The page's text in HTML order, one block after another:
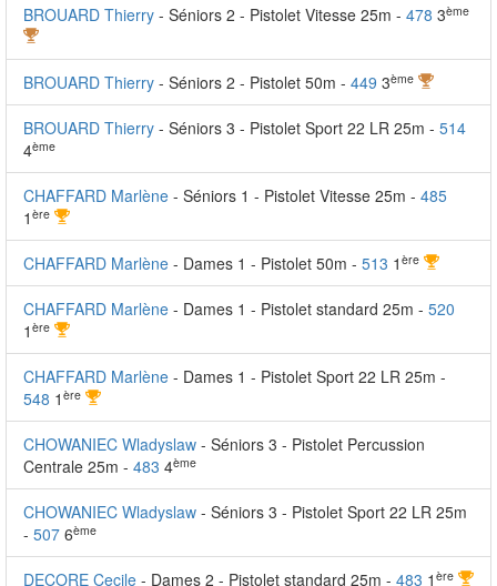
BROUARD Thierry - Séniors 2 - Pistolet Vitesse 25m - 478 3ème
BROUARD Thierry - Séniors 2 - Pistolet 50m - 449 3ème
BROUARD Thierry - Séniors 3 - Pistolet Sport 22 LR 25m - 514
4ème
CHAFFARD Marlène - Séniors 1 - Pistolet Vitesse 25m - 485
1 ère
CHAFFARD Marlène - Dames 1 - Pistolet 50m - 513 1 ère
CHAFFARD Marlène - Dames 1 - Pistolet standard 25m - 520
1 ère
CHAFFARD Marlène - Dames 1 - Pistolet Sport 22 LR 25m -
548 1 ère
CHOWANIEC Wladyslaw - Séniors 3 - Pistolet Percussion
Centrale 25m - 483 4ème
CHOWANIEC Wladyslaw - Séniors 3 - Pistolet Sport 22 LR 25m
- 507 6ème
DECORE Cecile - Dames 2 - Pistolet standard 25m - 483 1 ère